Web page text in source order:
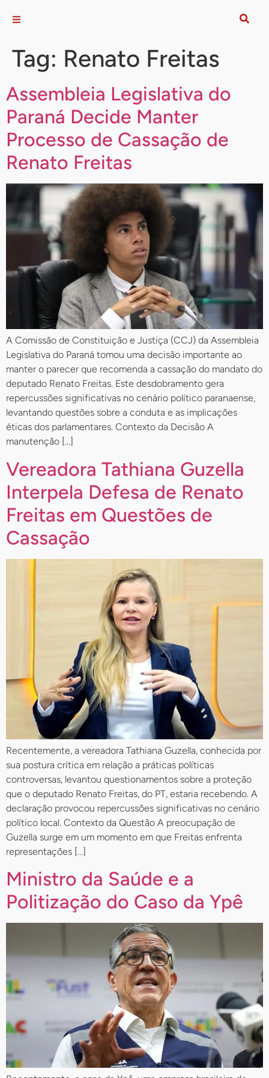
Tag: Renato Freitas
Assembleia Legislativa do
Paraná Decide Manter
Processo de Cassação de
Renato Freitas
A Comissão de Constituição e Justiça (CCJ) da Assembleia
Legislativa do Paraná tomou uma decisão importante ao
manter o parecer que recomenda a cassação do mandato do
deputado Renato Freitas. Este desdobramento gera
repercussões significativas no cenário político paranaense,
levantando questões sobre a conduta e as implicações
éticas dos parlamentares. Contexto da Decisão A
manutenção […]
Vereadora Tathiana Guzella
Interpela Defesa de Renato
Freitas em Questões de
Cassação
Recentemente, a vereadora Tathiana Guzella, conhecida por
sua postura crítica em relação a práticas políticas
controversas, levantou questionamentos sobre a proteção
que o deputado Renato Freitas, do PT, estaria recebendo. A
declaração provocou repercussões significativas no cenário
político local. Contexto da Questão A preocupação de
Guzella surge em um momento em que Freitas enfrenta
representações […]
Ministro da Saúde e a
Politização do Caso da Ypê